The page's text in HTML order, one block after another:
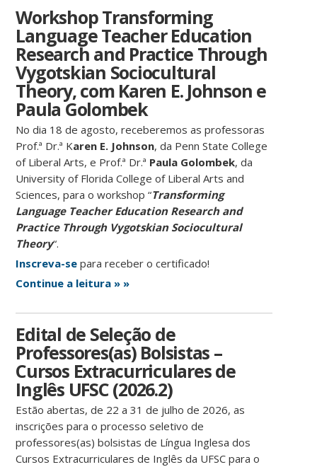
Workshop Transforming
Language Teacher Education
Research and Practice Through
Vygotskian Sociocultural
Theory, com Karen E. Johnson e
Paula Golombek
No dia 18 de agosto, receberemos as professoras
Prof.ª Dr.ª Karen E. Johnson, da Penn State College
of Liberal Arts, e Prof.ª Dr.ª Paula Golombek, da
University of Florida College of Liberal Arts and
Sciences, para o workshop “Transforming
Language Teacher Education Research and
Practice Through Vygotskian Sociocultural
Theory“.
Inscreva-se para receber o certificado!
Continue a leitura » »
Edital de Seleção de
Professores(as) Bolsistas –
Cursos Extracurriculares de
Inglês UFSC (2026.2)
Estão abertas, de 22 a 31 de julho de 2026, as
inscrições para o processo seletivo de
professores(as) bolsistas de Língua Inglesa dos
Cursos Extracurriculares de Inglês da UFSC para o